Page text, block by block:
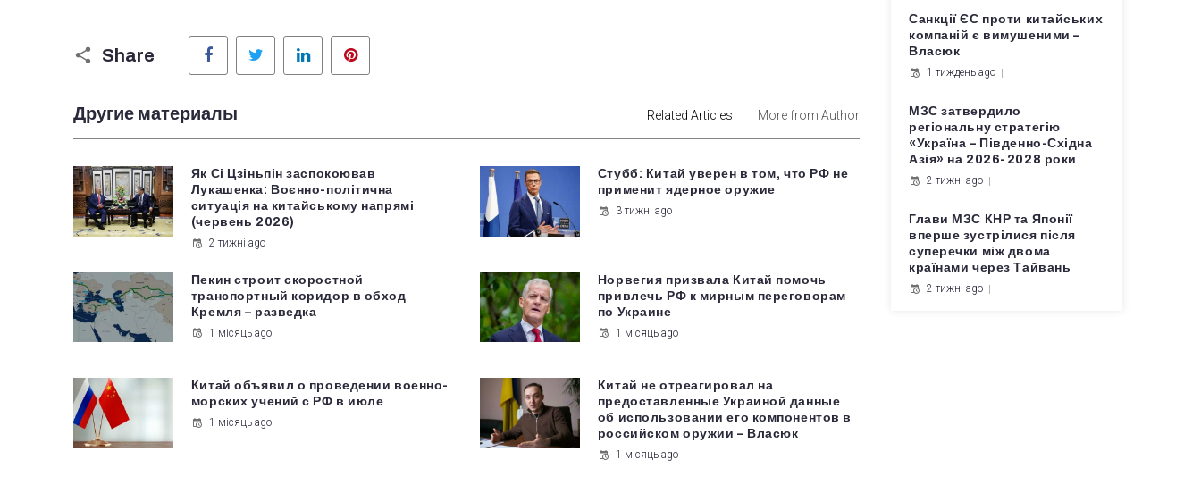
Share
Facebook Twitter LinkedIn
Другие материалы Related Articles More from Author
Як Сі Цзіньпін заспокоював
Лукашенка: Воєнно-політична
ситуація на китайському напрямі
(червень 2026)
2 тижні ago
Стубб: Китай уверен в том, что РФ не
применит ядерное оружие
3 тижні ago
Пекин строит скоростной
транспортный коридор в обход
Кремля – разведка
1 місяць ago
Норвегия призвала Китай помочь
привлечь РФ к мирным переговорам
по Украине
1 місяць ago
Китай объявил о проведении военно-
морских учений с РФ в июле
1 місяць ago
Китай не отреагировал на
предоставленные Украиной данные
об использовании его компонентов в
российском оружии – Власюк
1 місяць ago
Санкції ЄС проти китайських
компаній є вимушеними –
Власюк
1 тиждень ago
МЗС затвердило
регіональну стратегію
«Україна – Південно-Східна
Азія» на 2026-2028 роки
2 тижні ago
Глави МЗС КНР та Японії
вперше зустрілися після
суперечки між двома
країнами через Тайвань
2 тижні ago